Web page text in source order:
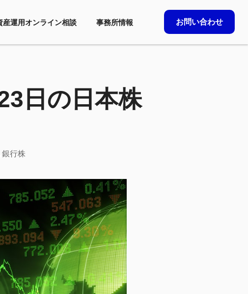
産運用オンライン相談 事務所情報 お問い合わせ
日の日本株
銀行株